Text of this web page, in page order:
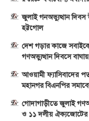
জুলাই গনঅভ্যুত্থান
হট্টগোল
দেশ গড়ার কাজে
গণঅভ্যুত্থান দিবসে
আওয়ামী ফ্যাসিবাদের
মহানগর বিএনপির
গোদাগাড়ীতে জুলাই
ও ১১ দলীয় ঐক্যজোটের